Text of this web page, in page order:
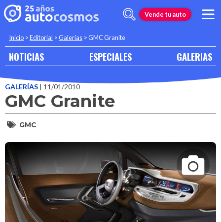
Vende tu auto
Inicio >Editorial >Galerias >GMC Granite
NOTICIAS ESPECIALES GALERIAS
GALERÍAS | 11/01/2010
GMC Granite
GMC